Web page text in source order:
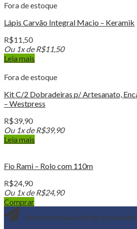
Fora de estoque
Lápis Carvão Integral Macio – Keramik
R$11,50
Ou 1x de R$11,50
Leia mais
Fora de estoque
Kit C/2 Dobradeiras p/ Artesanato,
– Westpress
R$39,90
Ou 1x de R$39,90
Leia mais
Fio Rami – Rolo com 110m
R$24,90
Ou 1x de R$24,90
Comprar
Receba nossas ofertas